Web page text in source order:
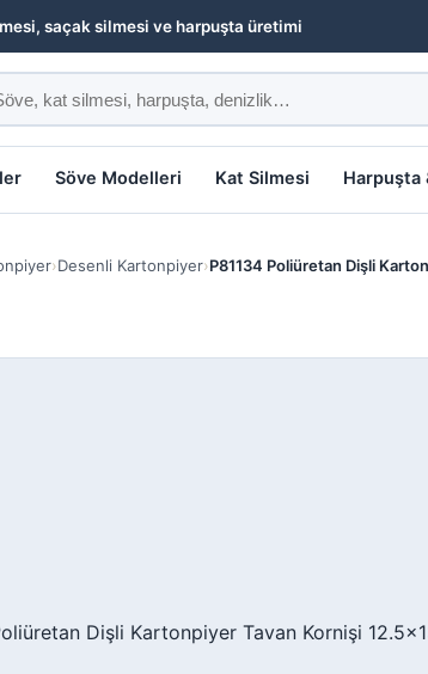
saçak silmesi ve harpuşta üretimi
Söve Modelleri Kat Silmesi Harpuşta
›Desenli Kartonpiyer›P81134 Poliüretan Dişli